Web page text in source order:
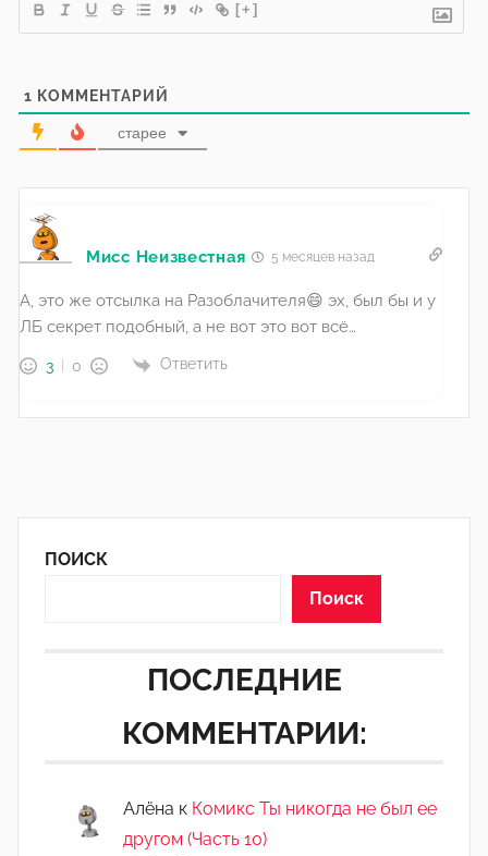
[+]
1 КОММЕНТАРИЙ
старее
Мисс Неизвестная 5 месяцев назад
А, это же отсылка на Разоблачителя😄 эх, был бы и у
ЛБ секрет подобный, а не вот это вот всё…
3 0 Ответить
ПОИСК
Поиск
ПОСЛЕДНИЕ
КОММЕНТАРИИ:
Алёна к Комикс Ты никогда не был ее
другом (Часть 10)